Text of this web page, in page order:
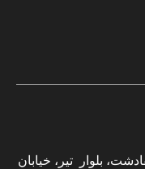
بلوار تیر، خیابان